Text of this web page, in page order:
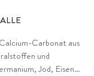
Carbonat aus
und
Jod, Eisen,